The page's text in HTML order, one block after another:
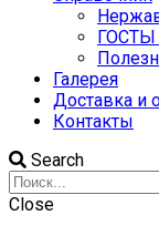
ГОСТЫ
Галерея
Доставка и
Контакты
Search
Close